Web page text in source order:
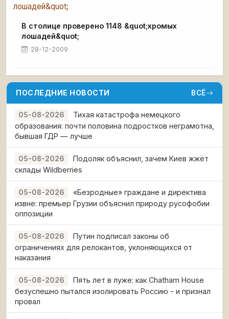
В столице проверено 1148 &quot;хромых
лошадей&quot;
28-12-2009
ПОСЛЕДНИЕ НОВОСТИ ВСЁ
05-08-2026
Тихая катастрофа немецкого
образования: почти половина подростков неграмотна,
бывшая ГДР — лучше
05-08-2026
Подоляк объяснил, зачем Киев жжёт
склады Wildberries
05-08-2026
«Безродные» граждане и директива
извне: премьер Грузии объяснил природу русофобии
оппозиции
05-08-2026
Путин подписал законы об
ограничениях для релокантов, уклоняющихся от
наказания
05-08-2026
Пять лет в луже: как Chatham House
безуспешно пытался изолировать Россию - и признал
провал